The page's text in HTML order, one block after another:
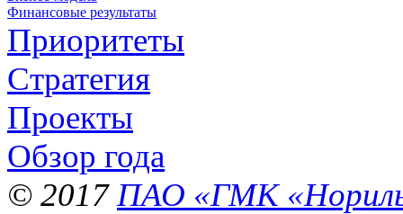
Финансовые результаты
Приоритеты
Стратегия
Проекты
Обзор года
© 2017 ПАО «ГМК